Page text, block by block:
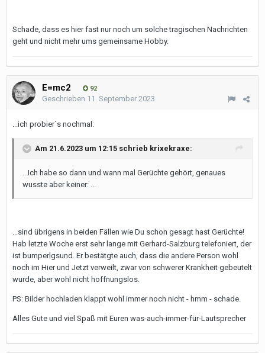
Schade, dass es hier fast nur noch um solche tragischen Nachrichten
geht und nicht mehr ums gemeinsame Hobby.
E=mc2 92
Geschrieben 11. September 2023
...ich probier´s nochmal:
Am 21.6.2023 um 12:15 schrieb krixekraxe:
...Ich habe so dann und wann mal Gerüchte gehört, genaues
wusste aber keiner: ...
...sind übrigens in beiden Fällen wie Du schon gesagt hast Gerüchte!
Hab letzte Woche erst sehr lange mit Gerhard-Salzburg telefoniert, der
ist bumperlgsund. Er bestätgte auch, dass die andere Person wohl
noch im Hier und Jetzt verweilt, zwar von schwerer Krankheit gebeutelt
wurde, aber wohl nicht hoffnungslos.
PS: Bilder hochladen klappt wohl immer noch nicht - hmm - schade.
Alles Gute und viel Spaß mit Euren was-auch-immer-für-Lautsprecher